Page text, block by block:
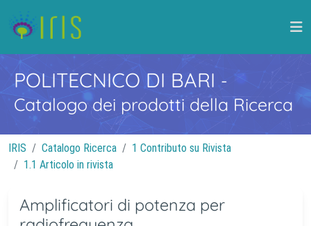
POLITECNICO DI BARI -
Catalogo dei prodotti della Ricerca
IRIS Catalogo Ricerca
1 Contributo su Rivista
1.1 Articolo in rivista
Amplificatori di potenza per